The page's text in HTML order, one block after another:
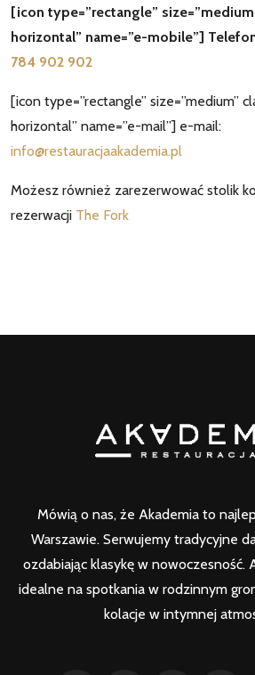
[icon type=”rectangle”
horizontal” name=”e-mobile”]
784 902 902
[icon type=”rectangle” size=”medium”
horizontal” name=”e-mail”] e-mail:
info@restauracjaakademia.pl
Możesz również zarezerwować stolik
rezerwacji The Fork
Mówią o nas, że Akademia to
Warszawie. Serwujemy tradycyjne
ozdabiając klasykę w nowoczesność.
idealne na spotkania w rodzinnym
kolacje w intymnej